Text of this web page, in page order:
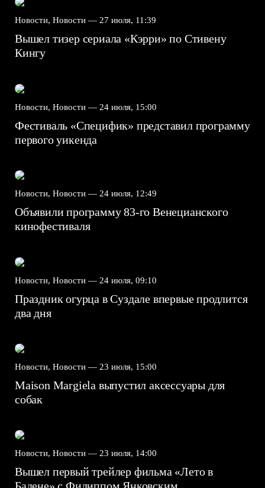
Новости, Новости — 27 июля, 11:39
Вышел тизер сериала «Кэрри» по Стивену
Кингу
Новости, Новости — 24 июля, 15:00
Фестиваль «Специфик» представил программу
первого уикенда
Новости, Новости — 24 июля, 12:49
Объявили программу 83-го Венецианского
кинофестиваля
Новости, Новости — 24 июля, 09:10
Праздник огурца в Суздале впервые продлится
два дня
Новости, Новости — 23 июля, 15:00
Maison Margiela выпустил аксессуары для
собак
Новости, Новости — 23 июля, 14:00
Вышел первый трейлер фильма «Лето в